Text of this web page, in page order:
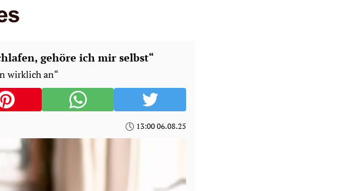
gehöre ich mir selbst“
wirklich an“
13:00 06.08.25